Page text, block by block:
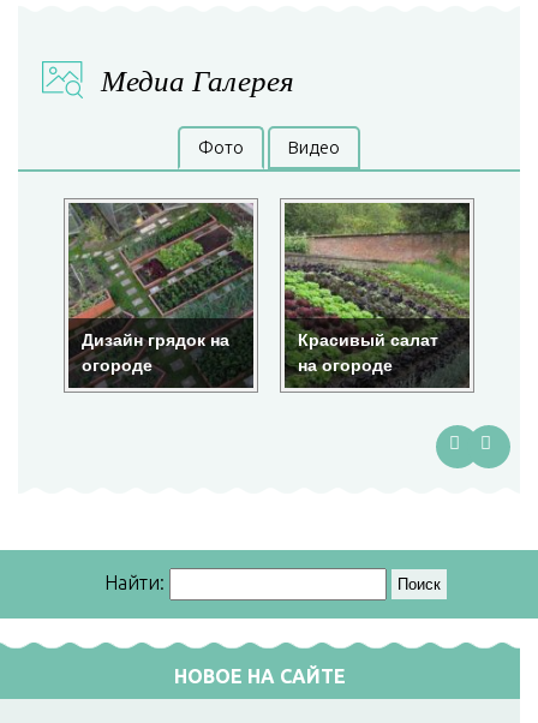
Медиа Галерея
Фото Видео
Красивый салат
на огороде
Красота на
огороде
Найти:
НОВОЕ НА САЙТЕ